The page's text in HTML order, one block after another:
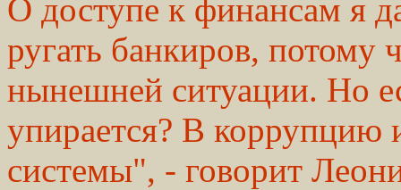
О доступе к финансам я
ругать банкиров, потому
нынешней ситуации. Но
упирается? В коррупцию
системы", - говорит